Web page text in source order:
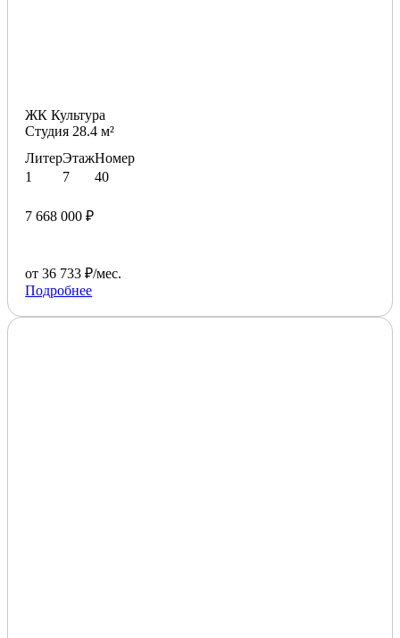
ЖК Культура
Студия 28.4 м²
Литер
1
Этаж
7
Номер
40
7 668 000 ₽
от 36 733 ₽/мес.
Подробнее